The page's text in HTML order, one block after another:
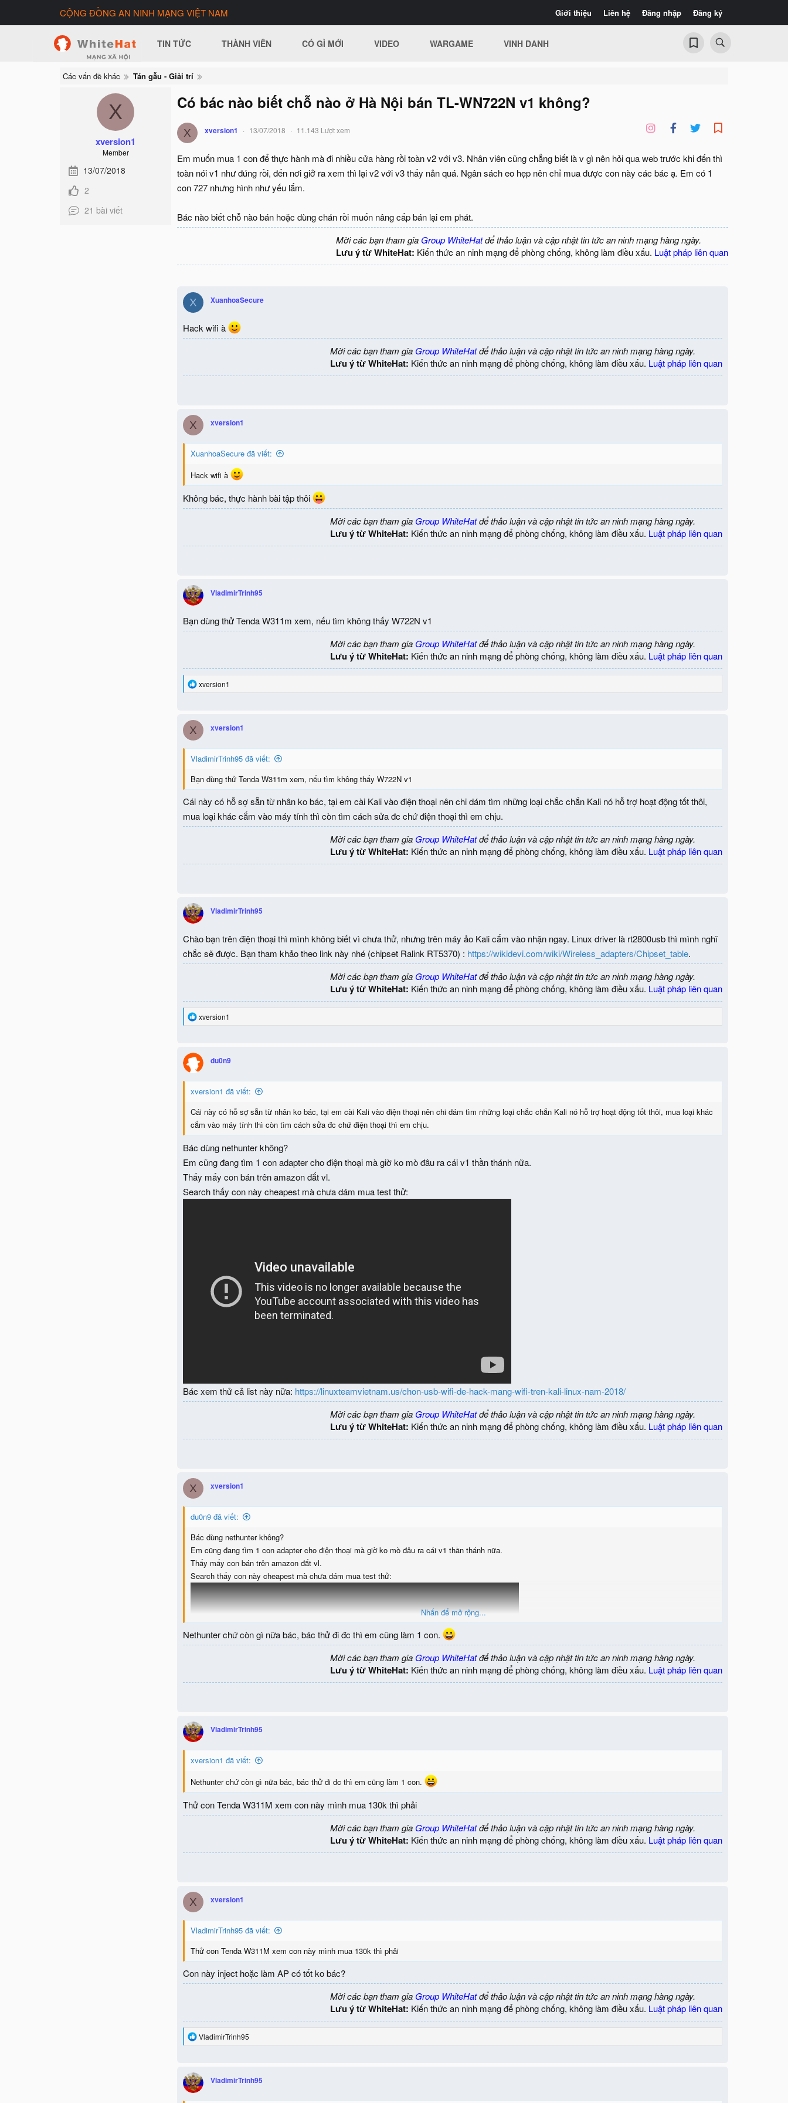
Giới thiệu Liên hệ Đăng nhập Đăng ký
CỘNG ĐỒNG AN NINH MẠNG VIỆT NAM
TIN TỨC THÀNH VIÊN CÓ GÌ MỚI VIDEO WARGAME VINH DANH
Các vấn đề khác Tán gẫu - Giải trí
X
xversion1
Member
13/07/2018
2
21 bài viết
Có bác nào biết chỗ nào ở Hà Nội bán TL-WN722N v1 không?
X xversion1 13/07/2018 11.143 Lượt xem
Em muốn mua 1 con để thực hành mà đi nhiều cửa hàng rồi toàn v2 với v3. Nhân viên cũng chẳng biết là v gì nên hỏi qua web trước khi đến thì
toàn nói v1 như đúng rồi, đến nơi giở ra xem thì lại v2 với v3 thấy nản quá. Ngân sách eo hẹp nên chỉ mua được con này các bác ạ. Em có 1
con 727 nhưng hình như yếu lắm.
Bác nào biết chỗ nào bán hoặc dùng chán rồi muốn nâng cấp bán lại em phát.
Mời các bạn tham gia Group WhiteHatđể thảo luận và cập nhật tin tức an ninh mạng hàng ngày.
Lưu ý từ WhiteHat: Kiến thức an ninh mạng để phòng chống, không làm điều xấu. Luật pháp liên quan
X XuanhoaSecure
Hack wifi à
Mời các bạn tham gia Group WhiteHatđể thảo luận và cập nhật tin tức an ninh mạng hàng ngày.
Lưu ý từ WhiteHat: Kiến thức an ninh mạng để phòng chống, không làm điều xấu. Luật pháp liên quan
X xversion1
XuanhoaSecure đã viết:
Hack wifi à
Không bác, thực hành bài tập thôi
Mời các bạn tham gia Group WhiteHatđể thảo luận và cập nhật tin tức an ninh mạng hàng ngày.
Lưu ý từ WhiteHat: Kiến thức an ninh mạng để phòng chống, không làm điều xấu. Luật pháp liên quan
VladimirTrinh95
Bạn dùng thử Tenda W311m xem, nếu tìm không thấy W722N v1
Mời các bạn tham gia Group WhiteHatđể thảo luận và cập nhật tin tức an ninh mạng hàng ngày.
Lưu ý từ WhiteHat: Kiến thức an ninh mạng để phòng chống, không làm điều xấu. Luật pháp liên quan
R
t
o
n
s
xversion1
X xversion1
VladimirTrinh95 đã viết:
Bạn dùng thử Tenda W311m xem, nếu tìm không thấy W722N v1
Cái này có hỗ sợ sẵn từ nhân ko bác, tại em cài Kali vào điện thoại nên chi dám tìm những loại chắc chắn Kali nó hỗ trợ hoạt động tốt thôi,
mua loại khác cắm vào máy tính thì còn tìm cách sửa đc chứ điện thoại thì em chịu.
Mời các bạn tham gia Group WhiteHatđể thảo luận và cập nhật tin tức an ninh mạng hàng ngày.
Lưu ý từ WhiteHat: Kiến thức an ninh mạng để phòng chống, không làm điều xấu. Luật pháp liên quan
VladimirTrinh95
Chào bạn trên điện thoại thì mình không biết vì chưa thử, nhưng trên máy ảo Kali cắm vào nhận ngay. Linux driver là rt2800usb thì mình nghĩ
chắc sẽ được. Bạn tham khảo theo link này nhé (chipset Ralink RT5370) : https://wikidevi.com/wiki/Wireless_adapters/Chipset_table.
Mời các bạn tham gia Group WhiteHatđể thảo luận và cập nhật tin tức an ninh mạng hàng ngày.
Lưu ý từ WhiteHat: Kiến thức an ninh mạng để phòng chống, không làm điều xấu. Luật pháp liên quan
R
t
i
o
n
s
xversion1
du0n9
xversion1 đã viết:
Cái này có hỗ sợ sẵn từ nhân ko bác, tại em cài Kali vào điện thoại nên chi dám tìm những loại chắc chắn Kali nó hỗ trợ hoạt động tốt thôi, mua loại khác
cắm vào máy tính thì còn tìm cách sửa đc chứ điện thoại thì em chịu.
Bác dùng nethunter không?
Em cũng đang tìm 1 con adapter cho điện thoại mà giờ ko mò đâu ra cái v1 thần thánh nữa.
Thấy mấy con bán trên amazon đắt vl.
Search thấy con này cheapest mà chưa dám mua test thử:
Bác xem thử cả list này nữa: https://linuxteamvietnam.us/chon-usb-wifi-de-hack-mang-wifi-tren-kali-linux-nam-2018/
Mời các bạn tham gia Group WhiteHatđể thảo luận và cập nhật tin tức an ninh mạng hàng ngày.
Lưu ý từ WhiteHat: Kiến thức an ninh mạng để phòng chống, không làm điều xấu. Luật pháp liên quan
X xversion1
du0n9 đã viết:
Bác dùng nethunter không?
Em cũng đang tìm 1 con adapter cho điện thoại mà giờ ko mò đâu ra cái v1 thần thánh nữa.
Thấy mấy con bán trên amazon đắt vl.
Search thấy con này cheapest mà chưa dám mua test thử:
https://linuxteamvietnam.us/chon-usb-wifi-de-hack-mang-wifi-tren-kali-linux-nam-2018/
Nhấn để mở rộng...
Nethunter chứ còn gì nữa bác, bác thử đi đc thì em cũng làm 1 con.
Mời các bạn tham gia Group WhiteHatđể thảo luận và cập nhật tin tức an ninh mạng hàng ngày.
Lưu ý từ WhiteHat: Kiến thức an ninh mạng để phòng chống, không làm điều xấu. Luật pháp liên quan
VladimirTrinh95
xversion1 đã viết:
Nethunter chứ còn gì nữa bác, bác thử đi đc thì em cũng làm 1 con.
Thử con Tenda W311M xem con này mình mua 130k thì phải
Mời các bạn tham gia Group WhiteHatđể thảo luận và cập nhật tin tức an ninh mạng hàng ngày.
Lưu ý từ WhiteHat: Kiến thức an ninh mạng để phòng chống, không làm điều xấu. Luật pháp liên quan
X xversion1
VladimirTrinh95 đã viết:
Thử con Tenda W311M xem con này mình mua 130k thì phải
Con này inject hoặc làm AP có tốt ko bác?
Mời các bạn tham gia Group WhiteHatđể thảo luận và cập nhật tin tức an ninh mạng hàng ngày.
Lưu ý từ WhiteHat: Kiến thức an ninh mạng để phòng chống, không làm điều xấu. Luật pháp liên quan
R
t
i
o
n
VladimirTrinh95
VladimirTrinh95